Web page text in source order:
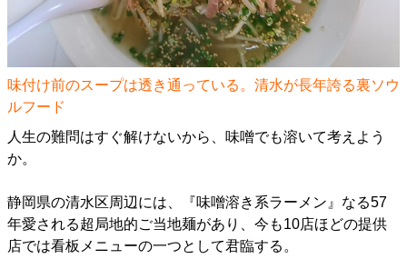
味付け前のスープは透き通っている。清水が長年誇る裏ソウ
ルフード
人生の難問はすぐ解けないから、味噌でも溶いて考えよう
か。
静岡県の清水区周辺には、『味噌溶き系ラーメン』なる57
年愛される超局地的ご当地麺があり、今も10店ほどの提供
店では看板メニューの一つとして君臨する。